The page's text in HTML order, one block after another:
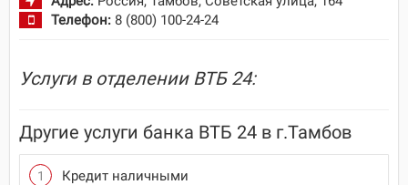
Телефон: 8 (800) 100-24-24
Услуги в отделении ВТБ 24:
Другие услуги банка ВТБ 24 в г.Тамбов
Кредит наличными